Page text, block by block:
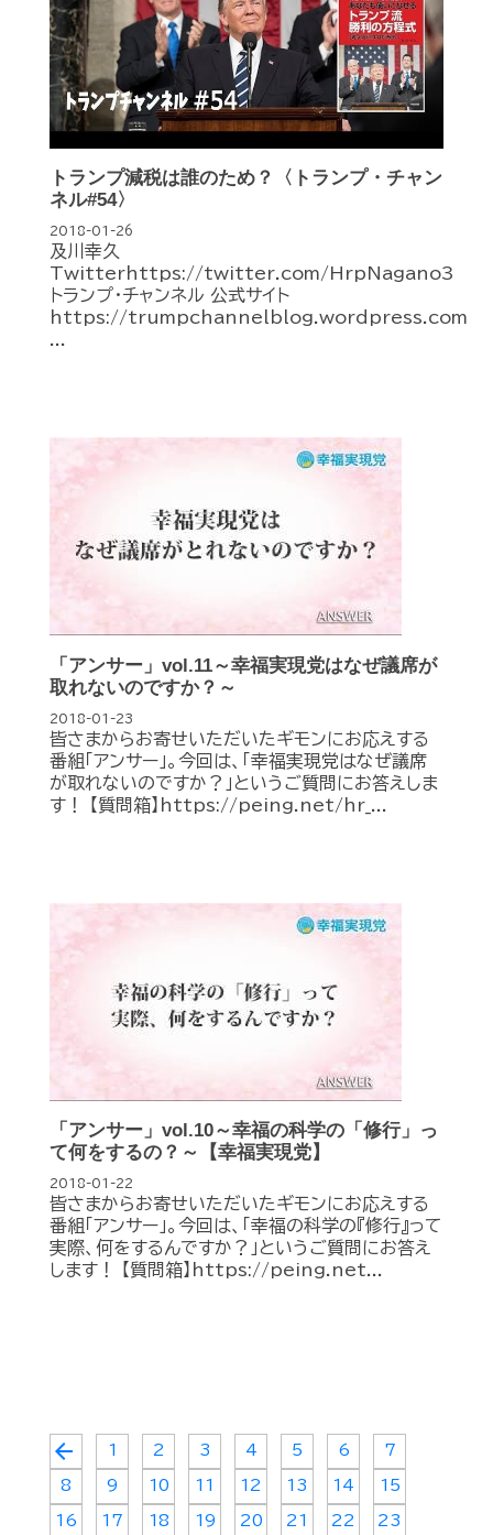
トランプ減税は誰のため？〈トランプ・チャン
ネル#54〉
2018-01-26
及川幸久
Twitterhttps://twitter.com/HrpNagano3
トランプ・チャンネル 公式サイト
https://trumpchannelblog.wordpress.com
...
「アンサー」vol.11～幸福実現党はなぜ議席が
取れないのですか？～
2018-01-23
皆さまからお寄せいただいたギモンにお応えする
番組「アンサー」。今回は、「幸福実現党はなぜ議席
が取れないのですか？」というご質問にお答えしま
す！ 【質問箱】https://peing.net/hr_...
「アンサー」vol.10～幸福の科学の「修行」っ
て何をするの？～【幸福実現党】
2018-01-22
皆さまからお寄せいただいたギモンにお応えする
番組「アンサー」。今回は、「幸福の科学の『修行』って
実際、何をするんですか？」というご質問にお答え
します！ 【質問箱】https://peing.net...
arrow_back 1 2 3 4 5 6 7
8 9 10 11 12 13 14 15
16 17 18 19 20 21 22 23